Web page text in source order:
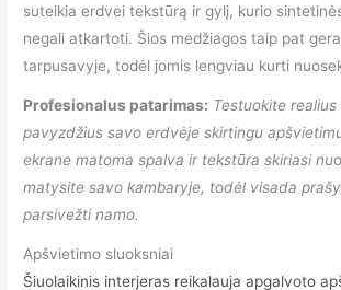
suteikia erdvei tekstūrą ir gylį, kurio
negali atkartoti. Šios medžiagos taip pat
tarpusavyje, todėl jomis lengviau kurti
Profesionalus patarimas: Testuokite
pavyzdžius savo erdvėje skirtingu
ekrane matoma spalva ir tekstūra skiriasi
matysite savo kambaryje, todėl visada
parsivežti namo.
Apšvietimo sluoksniai
Šiuolaikinis interjeras reikalauja apgalvoto